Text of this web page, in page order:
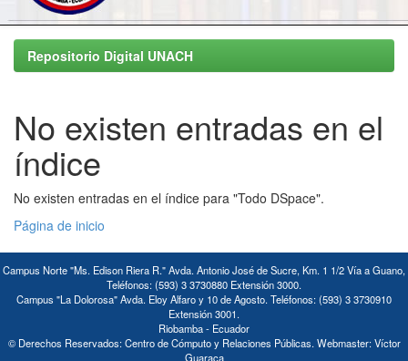
Skip
navigationRepositorio Digital UNACH
No existen entradas en el
índice
No existen entradas en el índice para "Todo DSpace".
Página de inicio
Campus Norte "Ms. Edison Riera R." Avda. Antonio José de Sucre, Km. 1 1/2 Vía a Guano,
Teléfonos: (593) 3 3730880 Extensión 3000.
Campus "La Dolorosa" Avda. Eloy Alfaro y 10 de Agosto. Teléfonos: (593) 3 3730910
Extensión 3001.
Riobamba - Ecuador
© Derechos Reservados: Centro de Cómputo y Relaciones Públicas. Webmaster: Víctor
Guaraca